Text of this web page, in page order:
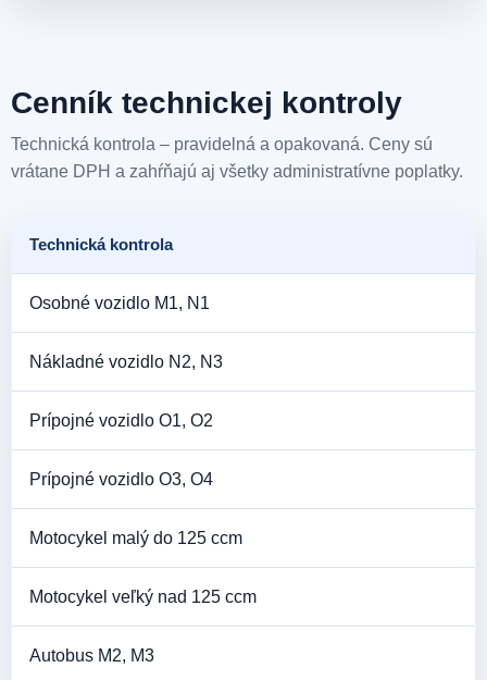
Cenník technickej kontroly
Technická kontrola – pravidelná a opakovaná. Ceny sú
vrátane DPH a zahŕňajú aj všetky administratívne poplatky.
Technická kontrola
Osobné vozidlo M1, N1
Nákladné vozidlo N2, N3
Prípojné vozidlo O1, O2
Prípojné vozidlo O3, O4
Motocykel malý do 125 ccm
Motocykel veľký nad 125 ccm
Autobus M2, M3